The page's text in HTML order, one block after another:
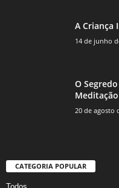
A Criança
14 de junho
O
20 de agosto
CATEGORIA POPULAR